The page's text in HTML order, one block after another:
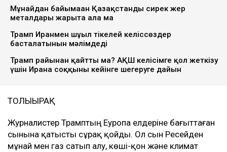
Мұнайдан байымаған Қазақстанды сирек жер
металдары жарыта ала ма
Трамп Иранмен шұғыл тікелей келіссөздер
басталатынын мәлімдеді
Трамп райынан қайтты ма? АҚШ келісімге қол жеткізу
үшін Иранға соққыны кейінге шегеруге дайын
ТОЛЫҒЫРАҚ
Журналистер Трамптың Еуропа елдеріне бағыттаған
сынына қатысты сұрақ қойды. Ол сын Ресейден
мұнай мен газ сатып алу, көші-қон және климат